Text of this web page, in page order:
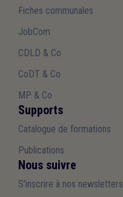
Fiches communales
JobCom
CDLD & Co
CoDT & Co
MP & Co
Supports
Catalogue de formations
Publications
Nous suivre
S'inscrire à nos newsletters